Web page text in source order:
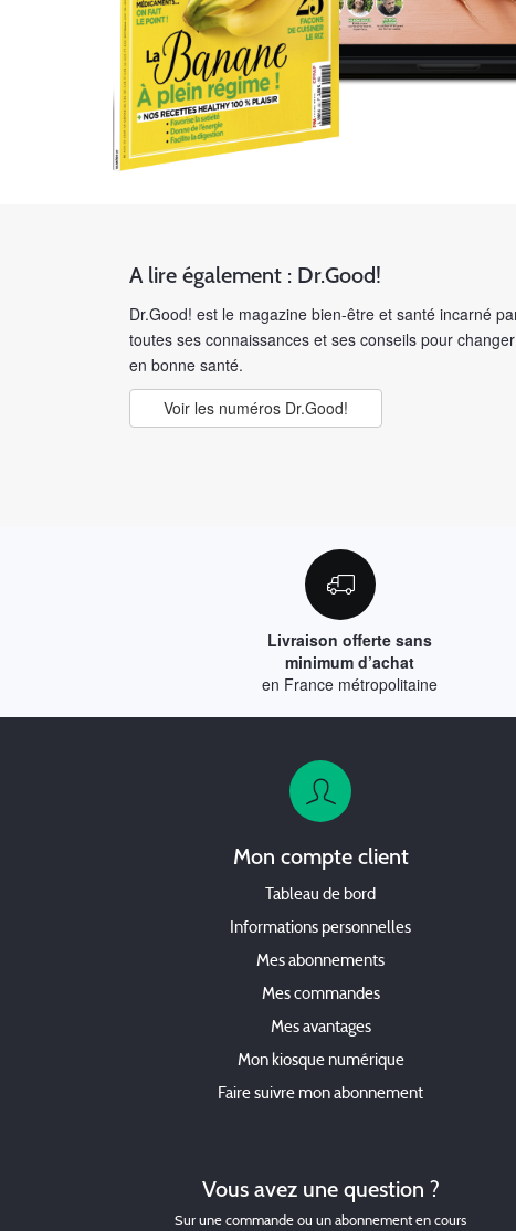
A lire également : Dr.Good!
Dr.Good! est le magazine bien-être et santé incarné
toutes ses connaissances et ses conseils pour
en bonne santé.
Voir les numéros Dr.Good!
Livraison offerte sans
minimum d’achat
en France métropolitaine
Mon compte client
Tableau de bord
Informations personnelles
Mes abonnements
Mes commandes
Mes avantages
Mon kiosque numérique
Faire suivre mon abonnement
Vous avez une question ?
Sur une commande ou un abonnement en cours